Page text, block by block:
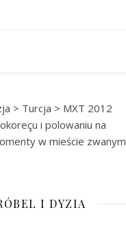
> Turcja > MXT 2012
i polowaniu na
w mieście zwanym
I DYZIA